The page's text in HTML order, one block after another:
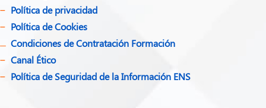
Política de privacidad​
Política de Cookies
Condiciones de Contratación Formación
Canal Ético
Política de Seguridad de la Información ENS